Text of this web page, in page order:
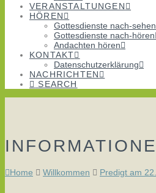
VERANSTALTUNGEN
HÖREN
Gottesdienste nach-sehen
Gottesdienste nach-hören
Andachten hören
KONTAKT
Datenschutzerklärung
NACHRICHTEN
SEARCH
Home Willkommen Predigt am